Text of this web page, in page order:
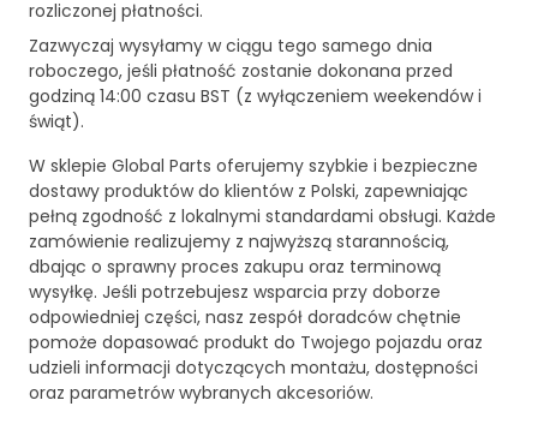
rozliczonej płatności.
Zazwyczaj wysyłamy w ciągu tego samego dnia
roboczego, jeśli płatność zostanie dokonana przed
godziną 14:00 czasu BST (z wyłączeniem weekendów i
świąt).
W sklepie Global Parts oferujemy szybkie i bezpieczne
dostawy produktów do klientów z Polski, zapewniając
pełną zgodność z lokalnymi standardami obsługi. Każde
zamówienie realizujemy z najwyższą starannością,
dbając o sprawny proces zakupu oraz terminową
wysyłkę. Jeśli potrzebujesz wsparcia przy doborze
odpowiedniej części, nasz zespół doradców chętnie
pomoże dopasować produkt do Twojego pojazdu oraz
udzieli informacji dotyczących montażu, dostępności
oraz parametrów wybranych akcesoriów.